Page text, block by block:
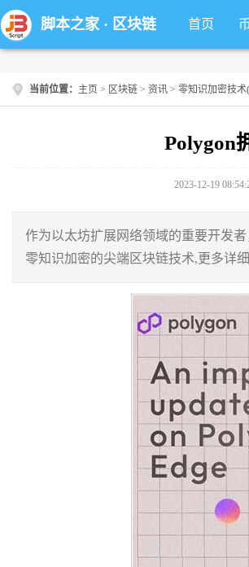
脚本之家· 区块链 首页
当前位置： 主页 > 区块链 > 资讯 > 零知识加密技
Polygon
2023-12-19
作为以太坊扩展网络领域的重要开发
零知识加密的尖端区块链技术,更多详